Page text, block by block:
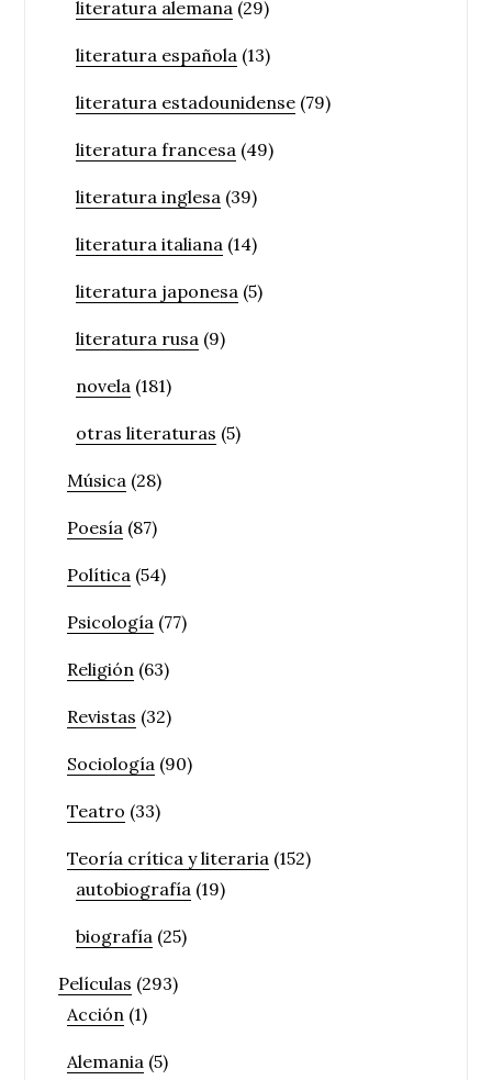
literatura alemana (29)
literatura española (13)
literatura estadounidense (79)
literatura francesa (49)
literatura inglesa (39)
literatura italiana (14)
literatura japonesa (5)
literatura rusa (9)
novela (181)
otras literaturas (5)
Música (28)
Poesía (87)
Política (54)
Psicología (77)
Religión (63)
Revistas (32)
Sociología (90)
Teatro (33)
Teoría crítica y literaria (152)
autobiografía (19)
biografía (25)
Películas (293)
Acción (1)
Alemania (5)